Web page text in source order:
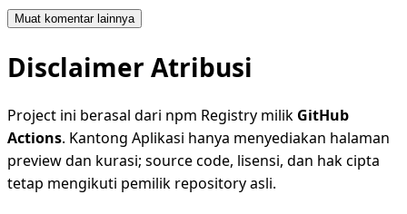
Muat komentar lainnya
Disclaimer Atribusi
Project ini berasal dari npm Registry milik GitHub
Actions. Kantong Aplikasi hanya menyediakan halaman
preview dan kurasi; source code, lisensi, dan hak cipta
tetap mengikuti pemilik repository asli.